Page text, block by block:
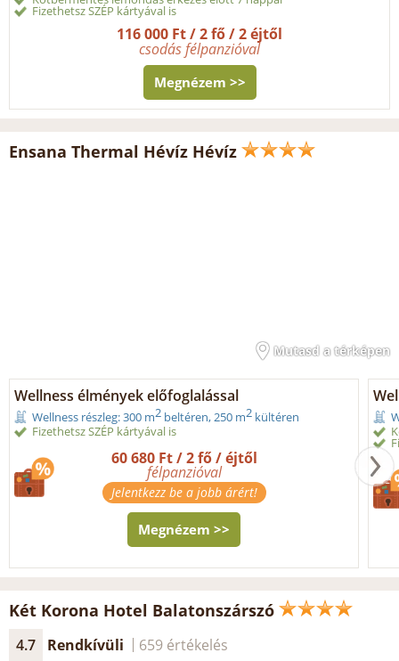
Fizethetsz SZÉP kártyával is
116 000 Ft / 2 fő / 2 éjtől
csodás félpanzióval
Megnézem >>
Ensana Thermal Hévíz Hévíz
Mutasd a térképen
Wellness élmények előfoglalással
Wellness részleg: 300 m2 beltéren, 250 m2 kültéren
Fizethetsz SZÉP kártyával is
60 680 Ft / 2 fő / éjtől
félpanzióval
Jelentkezz be a jobb árért!
Megnézem >>
Két Korona Hotel Balatonszárszó
4.7 Rendkívüli 659 értékelés